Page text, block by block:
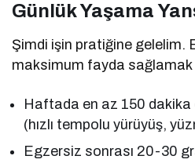
Günlük Yaşama
Şimdi işin pratiğine gelelim.
maksimum fayda sağlamak
Haftada en az 150
(hızlı tempolu yürüyüş,
Egzersiz sonrası 20-30